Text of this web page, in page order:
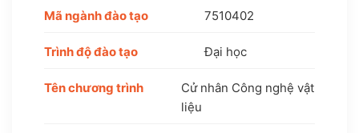
Mã ngành đào tạo 7510402
Trình độ đào tạo Đại học
Tên chương trình
Cử nhân Công nghệ vật
liệu